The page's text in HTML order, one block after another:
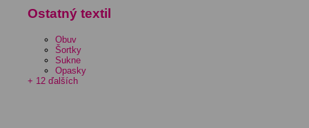
Ostatný textil
Obuv
Šortky
Sukne
Opasky
+ 12 ďalších